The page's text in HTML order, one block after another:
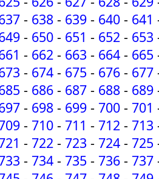
- 638 - 639 - 640 - 641
- 650 - 651 - 652 - 653
- 662 - 663 - 664 - 665
- 674 - 675 - 676 - 677
- 686 - 687 - 688 - 689
- 698 - 699 - 700 - 701
- 710 - 711 - 712 - 713
- 722 - 723 - 724 - 725
- 734 - 735 - 736 - 737